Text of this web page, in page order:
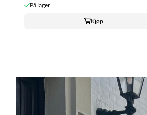
På lager
Kjøp